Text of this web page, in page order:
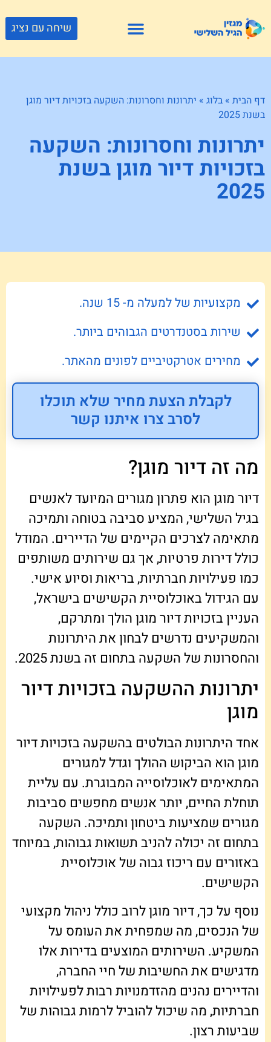
שיחה עם נציג
דף הבית » בלוג » יתרונות וחסרונות: השקעה בזכויות דיור מוגן
בשנת 2025
יתרונות וחסרונות: השקעה
בזכויות דיור מוגן בשנת
2025
מקצועיות של למעלה מ- 15 שנה.
שירות בסטנדרטים הגבוהים ביותר.
מחירים אטרקטיביים לפונים מהאתר.
לקבלת הצעת מחיר שלא תוכלו
לסרב צרו איתנו קשר
מה זה דיור מוגן?
דיור מוגן הוא פתרון מגורים המיועד לאנשים
בגיל השלישי, המציע סביבה בטוחה ותמיכה
מתאימה לצרכים הקיימים של הדיירים. המודל
כולל דירות פרטיות, אך גם שירותים משותפים
כמו פעילויות חברתיות, בריאות וסיוע אישי.
עם הגידול באוכלוסיית הקשישים בישראל,
העניין בזכויות דיור מוגן הולך ומתרקם,
והמשקיעים נדרשים לבחון את היתרונות
והחסרונות של השקעה בתחום זה בשנת 2025.
יתרונות ההשקעה בזכויות דיור
מוגן
אחד היתרונות הבולטים בהשקעה בזכויות דיור
מוגן הוא הביקוש ההולך וגדל למגורים
המתאימים לאוכלוסייה המבוגרת. עם עליית
תוחלת החיים, יותר אנשים מחפשים סביבות
מגורים שמציעות ביטחון ותמיכה. השקעה
בתחום זה יכולה להניב תשואות גבוהות, במיוחד
באזורים עם ריכוז גבוה של אוכלוסיית
הקשישים.
נוסף על כך, דיור מוגן לרוב כולל ניהול מקצועי
של הנכסים, מה שמפחית את העומס על
המשקיע. השירותים המוצעים בדירות אלו
מדגישים את החשיבות של חיי החברה,
והדיירים נהנים מהזדמנויות רבות לפעילויות
חברתיות, מה שיכול להוביל לרמות גבוהות של
שביעות רצון.